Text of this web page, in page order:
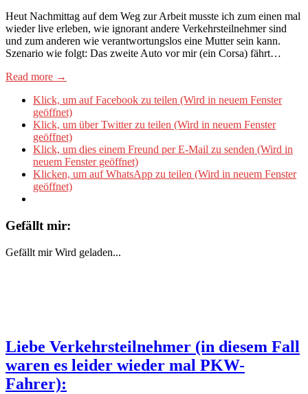
Heut Nachmittag auf dem Weg zur Arbeit musste ich zum einen mal
wieder live erleben, wie ignorant andere Verkehrsteilnehmer sind
und zum anderen wie verantwortungslos eine Mutter sein kann.
Szenario wie folgt: Das zweite Auto vor mir (ein Corsa) fährt…
Read more →
Klick, um auf Facebook zu teilen (Wird in neuem Fenster
geöffnet)
Klick, um über Twitter zu teilen (Wird in neuem Fenster
geöffnet)
Klick, um dies einem Freund per E-Mail zu senden (Wird in
neuem Fenster geöffnet)
Klicken, um auf WhatsApp zu teilen (Wird in neuem Fenster
geöffnet)
Gefällt mir:
Gefällt mir Wird geladen...
Liebe Verkehrsteilnehmer (in diesem Fall
waren es leider wieder mal PKW-
Fahrer):